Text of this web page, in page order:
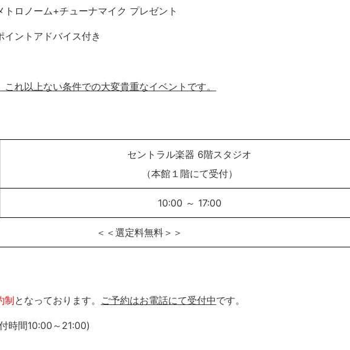
トロノーム+チューナマイク プレゼント
イントアドバイス付き
れ以上ない条件での大変貴重なイベントです。
セントラル楽器 6階スタジオ
（本館１階にて受付）
10:00 ～ 17:00
＜＜選定料無料＞＞
制となっております。 ご予約はお電話にて受付中です。
時間10:00～21:00)